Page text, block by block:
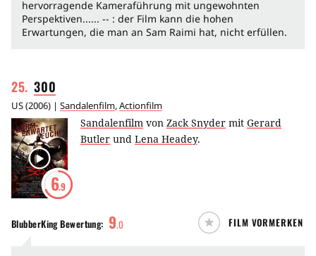
hervorragende Kameraführung mit ungewohnten
Perspektiven...... -- : der Film kann die hohen
Erwartungen, die man an Sam Raimi hat, nicht erfüllen.
25. 300
US(2006) | Sandalenfilm,Actionfilm
6.9
Sandalenfilm von Zack Snyder mit Gerard
Butler und Lena Headey.
BlubberKingBewertung: 9.0 FILM VORMERKEN